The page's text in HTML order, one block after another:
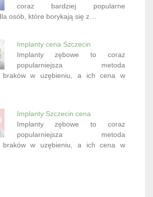
coraz bardziej popularne
osób, które borykają się z…
Implanty cena Szczecin
Implanty zębowe to coraz
popularniejsza metoda
braków w uzębieniu, a ich cena w
Implanty Szczecin cena
Implanty zębowe to coraz
popularniejsza metoda
braków w uzębieniu, a ich cena w